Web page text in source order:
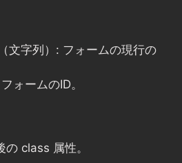
（文字列）: フォームの現行の
ォームのID。
class 属性。